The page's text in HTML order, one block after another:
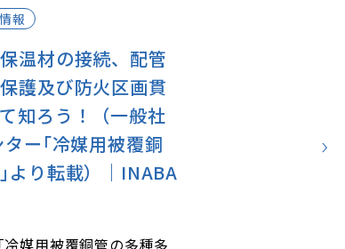
る対策をご紹介します。
報
温材の接続、配管
護及び防火区画貫
知ろう！（一般社
ー｢冷媒用被覆銅
より転載）｜INABA